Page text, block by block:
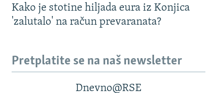
Kako je stotine hiljada eura iz Konjica
'zalutalo' na račun prevaranata?
Pretplatite se na naš newsletter
Dnevno@RSE